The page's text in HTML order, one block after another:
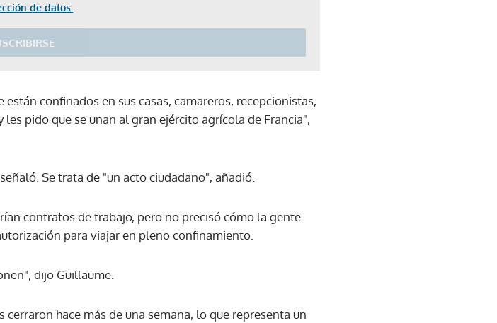
de datos.
a nuestro boletín.
confinados en sus casas, camareros, recepcionistas,
pido que se unan al gran ejército agrícola de Francia",
Se trata de "un acto ciudadano", añadió.
contratos de trabajo, pero no precisó cómo la gente
para viajar en pleno confinamiento.
dijo Guillaume.
hace más de una semana, lo que representa un